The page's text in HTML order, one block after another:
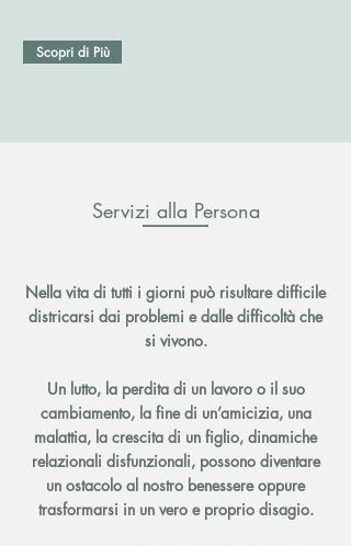
Scopri di Più
Servizi alla Persona
Nella vita di tutti i giorni può risultare difficile
districarsi dai problemi e dalle difficoltà che
si vivono.
Un lutto, la perdita di un lavoro o il suo
cambiamento, la fine di un’amicizia, una
malattia, la crescita di un figlio, dinamiche
relazionali disfunzionali, possono diventare
un ostacolo al nostro benessere oppure
trasformarsi in un vero e proprio disagio.